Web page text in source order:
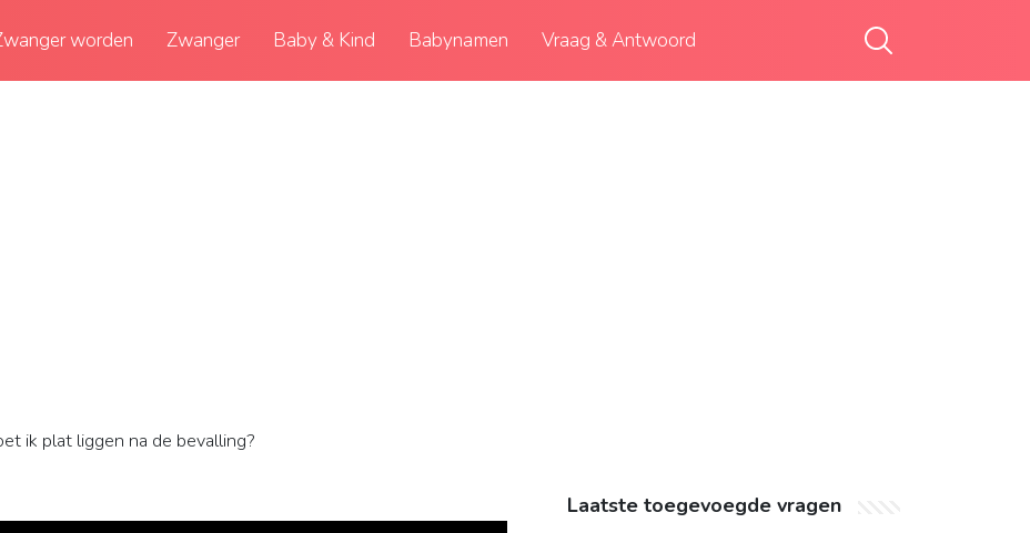
worden Zwanger Baby & Kind Babynamen Vraag & Antwoord
ik plat liggen na de bevalling?
Laatste toegevoegde vragen